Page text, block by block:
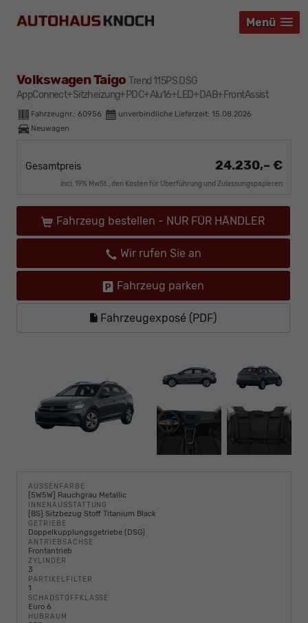
Menü
Menü
Menü
Volkswagen TaigoTrend 115PS DSG
AppConnect+Sitzheizung+PDC+Alu16+LED+DAB+FrontAssist
Fahrzeugnr.: 60956 unverbindliche Lieferzeit: 15.08.2026
Neuwagen
Gesamtpreis 24.230,– €
incl. 19% MwSt., den Kosten für Überführung und Zulassungspapieren
Fahrzeug bestellen - NUR FÜR HÄNDLER
Wir rufen Sie an
Fahrzeug parken
Fahrzeugexposé (PDF)
AUSSENFARBE
[5W5W] Rauchgrau Metallic
INNENAUSSTATTUNG
[BS] Sitzbezug Stoff Titanium Black
GETRIEBE
Doppelkupplungsgetriebe (DSG)
ANTRIEBSACHSE
Frontantrieb
ZYLINDER
3
PARTIKELFILTER
1
SCHADSTOFFKLASSE
Euro 6
HUBRAUM